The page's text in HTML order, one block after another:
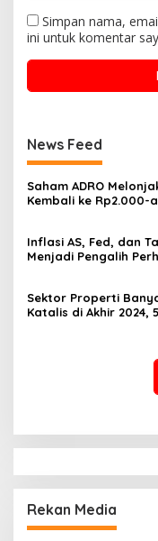
Simpan nama,
ini untuk komentar
News Feed
Saham ADRO
Kembali ke Rp2.000-
Inflasi AS, Fed, dan
Menjadi Pengalih
Sektor Properti
Katalis di Akhir 2024, 5
Rekan Media